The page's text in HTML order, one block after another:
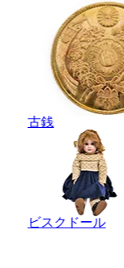
古銭
ビスクドール